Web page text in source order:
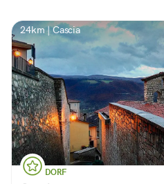
24km | Cascia
DORF